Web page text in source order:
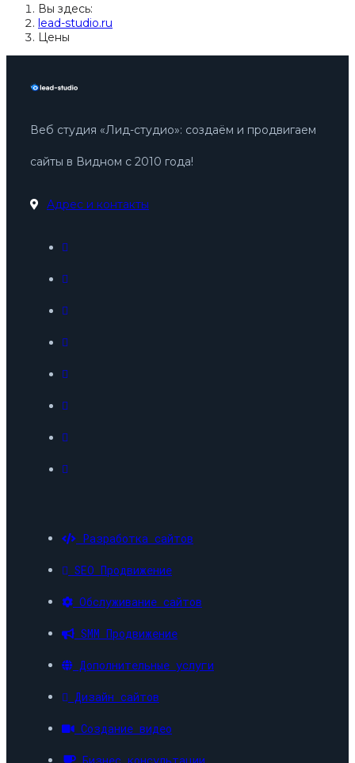
Вы здесь:
lead-studio.ru
Цены
Веб студия «Лид-студио»: создаём и продвигаем
сайты в Видном с 2010 года!
Адрес и контакты
Разработка сайтов
SEO Продвижение
Обслуживание сайтов
SMM Продвижение
Дополнительные услуги
Дизайн сайтов
Создание видео